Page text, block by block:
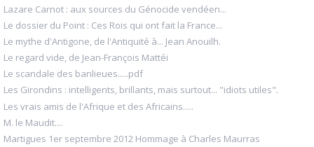
Lazare Carnot : aux sources du Génocide vendéen...
Le dossier du Point : Ces Rois qui ont fait la France...
Le mythe d'Antigone, de l'Antiquité à... Jean Anouilh.
Le regard vide, de Jean-François Mattéi
Le scandale des banlieues.....pdf
Les Girondins : intelligents, brillants, mais surtout... "idiots utiles".
Les vrais amis de l'Afrique et des Africains.....
M. le Maudit....
Martigues 1er septembre 2012 Hommage à Charles Maurras